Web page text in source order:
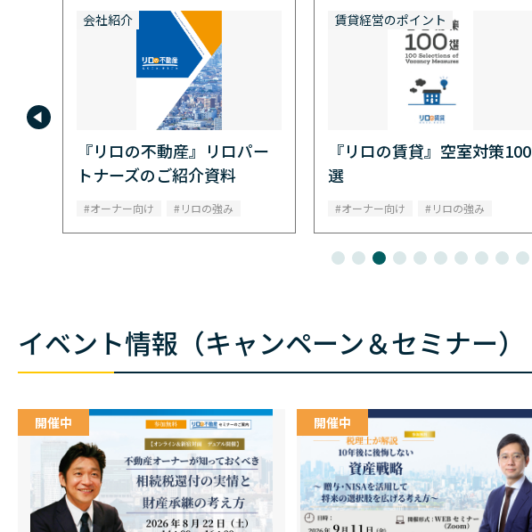
会社紹介
『リロの不動産』リロパー
トナーズのご紹介資料
オーナー向け リロの強み
賃貸経営のポイント
『リロの賃貸』空室対策100
選
オーナー向け リロの強み
イベント情報（キャンペーン＆セミナー）
開催中 開催中